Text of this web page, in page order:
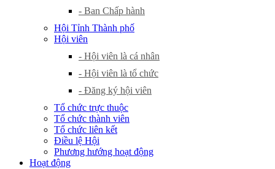
- Ban Chấp hành
Hội Tỉnh Thành phố
Hội viên
- Hội viên là cá nhân
- Hội viên là tổ chức
- Đăng ký hội viên
Tổ chức trực thuộc
Tổ chức thành viên
Tổ chức liên kết
Điều lệ Hội
Phương hướng hoạt động
Hoạt động